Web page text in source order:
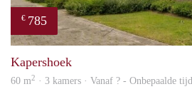
€ 785
Kapershoek
60 m2 · 3 kamers · Vanaf ? - Onbepaalde tijd